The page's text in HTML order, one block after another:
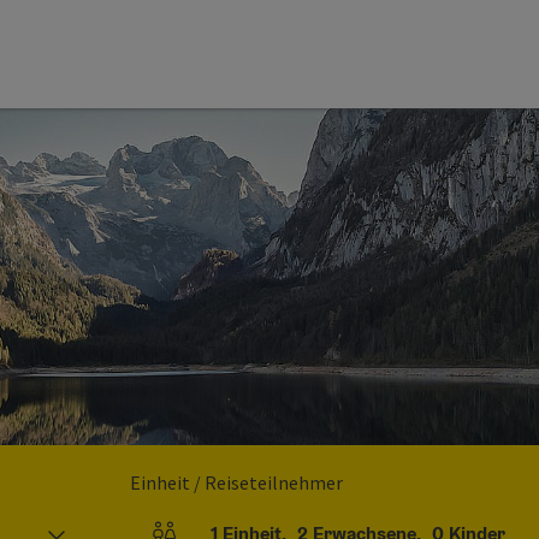
Einheit / Reiseteilnehmer
1 Einheit, 2 Erwachsene, 0 Kinder